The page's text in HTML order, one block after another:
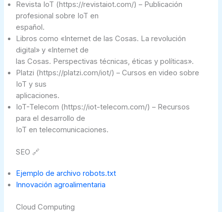
Revista IoT (https://revistaiot.com/) – Publicación
profesional sobre IoT en
español.
Libros como «Internet de las Cosas. La revolución
digital» y «Internet de
las Cosas. Perspectivas técnicas, éticas y políticas».
Platzi (https://platzi.com/iot/) – Cursos en video sobre
IoT y sus
aplicaciones.
IoT-Telecom (https://iot-telecom.com/) – Recursos
para el desarrollo de
IoT en telecomunicaciones.
SEO 🔗
Ejemplo de archivo robots.txt
Innovación agroalimentaria
Cloud Computing